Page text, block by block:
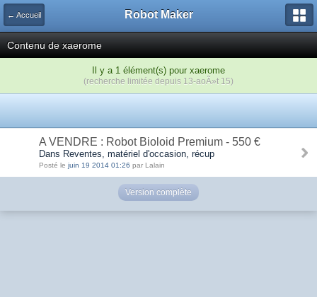
← Accueil Robot Maker
Contenu de xaerome
Il y a 1 élément(s) pour xaerome
(recherche limitée depuis 13-aoÃ»t 15)
A VENDRE : Robot Bioloid Premium - 550 €
Dans Reventes, matériel d'occasion, récup
Posté le juin 19 2014 01:26 par Lalain
Version complète